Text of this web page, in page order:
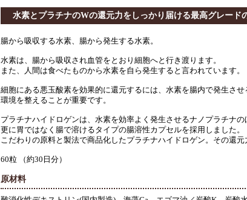
水素とプラチナのWの還元力をしっかり届ける最高グレード
腸から吸収する水素、腸から発生する水素。
水素は、腸から吸収され血管をとおり細胞へと行き渡ります。
また、人間は食べたものから水素を自ら発生すると言われています。
細胞にある悪玉酸素を効果的に還元するには、水素を腸内で発生させ
環境を整えることが重要です。
プラチナハイドロゲンは、水素を効率よく発生させるナノプラチナ
更に胃ではなく腸で溶けるタイプの腸溶性カプセルを採用しました。
こだわりの原料と製法で商品化したプラチナハイドロゲン。その還元
60粒 （約30日分）
原材料